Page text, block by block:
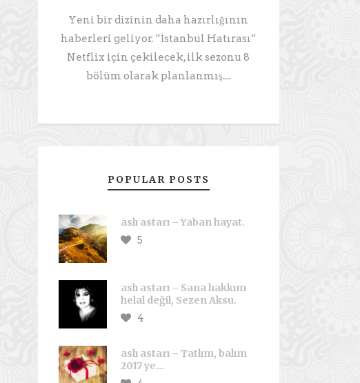
Yeni bir dizinin daha hazırlığının
haberleri geliyor. “İstanbul Hatırası”
Netflix için çekilecek, ilk sezonu 8
bölüm olarak planlanmış....
POPULAR POSTS
aslı astarı – Yaban hayat.
5
aslı astarı – Sana hakkım
helal değil, Sezen Aksu.
4
aslı astarı – Tatlım, balım
2017 ye…